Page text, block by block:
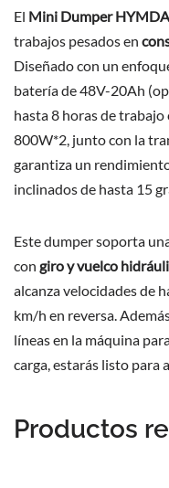
El Mini Dumper
trabajos pesados en
Diseñado con un
batería de 48V-20Ah
hasta 8 horas de
800W*2, junto con la
garantiza un
inclinados de hasta 15
Este dumper soporta
con giro y vuelco
alcanza velocidades de
km/h en reversa.
líneas en la máquina
carga, estarás listo para
Productos